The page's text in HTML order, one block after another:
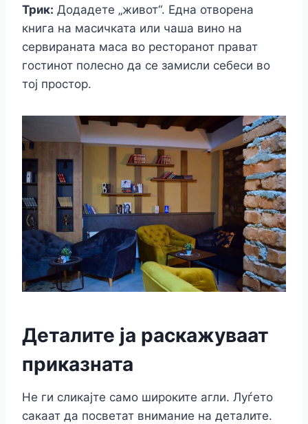
Трик: Додадете „живот“. Една отворена
книга на масичката или чаша вино на
сервираната маса во ресторанот прават
гостинот полесно да се замисли себеси во
тој простор.
Деталите ја раскажуваат
приказната
Не ги сликајте само широките агли. Луѓето
сакаат да посветат внимание на деталите.